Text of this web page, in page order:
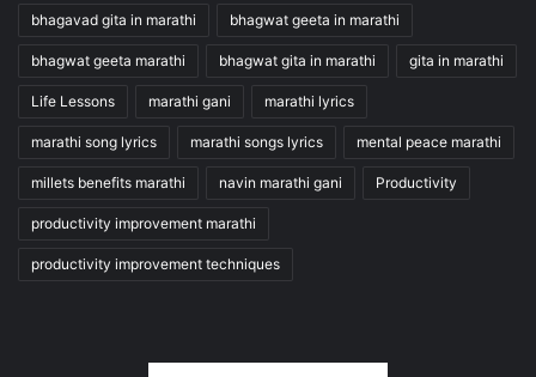
bhagavad gita in marathi bhagwat geeta in marathi
bhagwat geeta marathi bhagwat gita in marathi gita in marathi
Life Lessons marathi gani marathi lyrics
marathi song lyrics marathi songs lyrics mental peace marathi
millets benefits marathi navin marathi gani Productivity
productivity improvement marathi
productivity improvement techniques